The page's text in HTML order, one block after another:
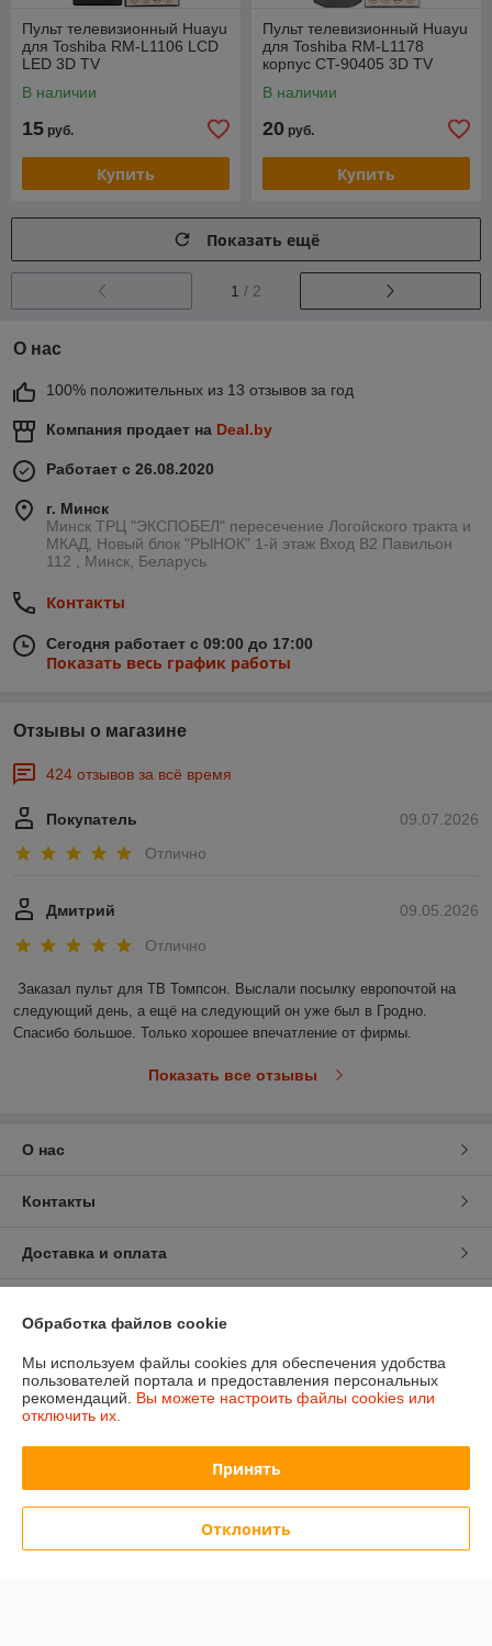
Пульт телевизионный Huayu
для Toshiba RM-L1106 LCD
LED 3D TV
В наличии
15 руб.
Купить
Пульт телевизионный Huayu
для Toshiba RM-L1178
корпуc CT-90405 3D TV
В наличии
20 руб.
Купить
Показать ещё
1 / 2
О нас
100% положительных из 13 отзывов за год
Компания продает на Deal.by
Работает с 26.08.2020
г. Минск
Минск ТРЦ "ЭКСПОБЕЛ" пересечение Логойского тракта и
МКАД, Новый блок "РЫНОК" 1-й этаж Вход B2 Павильон
112 , Минск, Беларусь
Контакты
Сегодня работает с 09:00 до 17:00
Показать весь график работы
Отзывы о магазине
424 отзывов за всё время
09.07.2026
Покупатель
Отлично
09.05.2026
Дмитрий
Отлично
Заказал пульт для ТВ Томпсон. Выслали посылку европочтой на
следующий день, а ещё на следующий он уже был в Гродно.
Спасибо большое. Только хорошее впечатление от фирмы.
Показать все отзывы
О нас
Контакты
Доставка и оплата
Полная версия сайта
Политика обработки cookies
Обработка файлов cookie
Мы используем файлы cookies для обеспечения удобства
пользователей портала и предоставления персональных
рекомендаций. Вы можете настроить файлы cookies или
отключить их.
Принять
Отклонить